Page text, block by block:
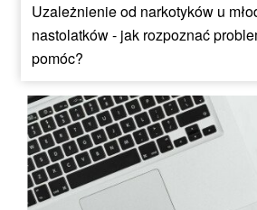
Uzależnienie od narkotyków u
nastolatków - jak rozpoznać
pomóc?